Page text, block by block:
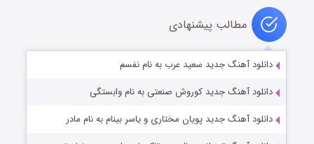
مطالب پیشنهادی
دانلود آهنگ جدید سعید عرب به نام نفسم
دانلود آهنگ جدید کوروش صنعتی به نام وابستگی
دانلود آهنگ جدید پویان مختاری و یاسر بینام به نام مادر